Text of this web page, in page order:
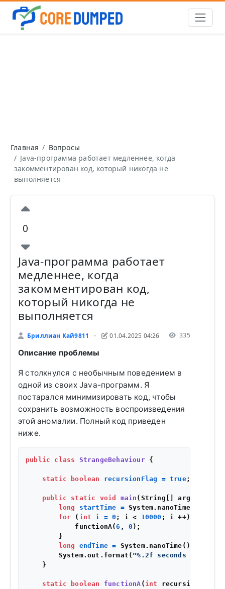
Главная
Вопросы
Java-программа работает медленнее, когда
закомментирован код, который никогда не
выполняется
0
Java-программа работает
медленнее, когда
закомментирован код,
который никогда не
выполняется
Бриллиан Кай9811 • 01.04.2025 04:26 335
Описание проблемы
Я столкнулся с необычным поведением в
одной из своих Java-программ. Я
постарался минимизировать код, чтобы
сохранить возможность воспроизведения
этой аномалии. Полный код приведен
ниже.
public class StrangeBehaviour {
static boolean recursionFlag = true;
public static void main (String[] args)
long
startTime = System.nanoTime();
for ( int i = 0 ; i < 10000 ; i ++) {
            functionA(
6 , 0 );
        }
long
endTime = System.nanoTime();
        System.out.format(
"%.2f seconds
    }
static boolean functionA ( int